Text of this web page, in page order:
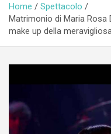
Home
Spettacolo
Matrimonio di Maria Rosa
make up della